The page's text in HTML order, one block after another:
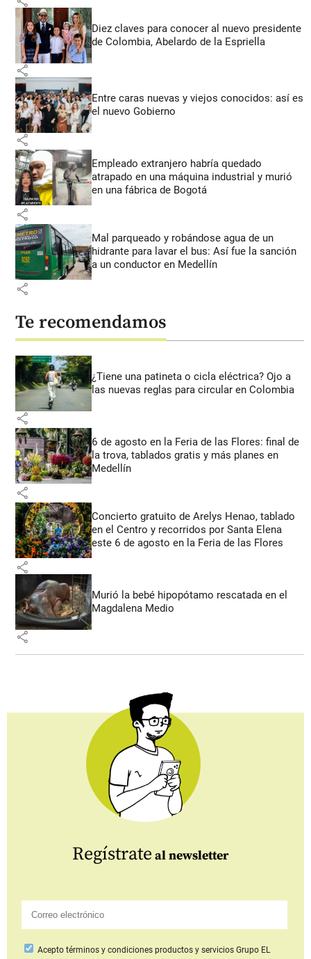
Diez claves para conocer al nuevo presidente
de Colombia, Abelardo de la Espriella
share
Entre caras nuevas y viejos conocidos: así es
el nuevo Gobierno
share
Empleado extranjero habría quedado
atrapado en una máquina industrial y murió
en una fábrica de Bogotá
share
Mal parqueado y robándose agua de un
hidrante para lavar el bus: Así fue la sanción
a un conductor en Medellín
share
Te recomendamos
¿Tiene una patineta o cicla eléctrica? Ojo a
las nuevas reglas para circular en Colombia
share
6 de agosto en la Feria de las Flores: final de
la trova, tablados gratis y más planes en
Medellín
share
Concierto gratuito de Arelys Henao, tablado
en el Centro y recorridos por Santa Elena
este 6 de agosto en la Feria de las Flores
share
Murió la bebé hipopótamo rescatada en el
Magdalena Medio
share
Regístrate al newsletter
Aceptotérminos y condiciones productos y serviciosGrupo EL